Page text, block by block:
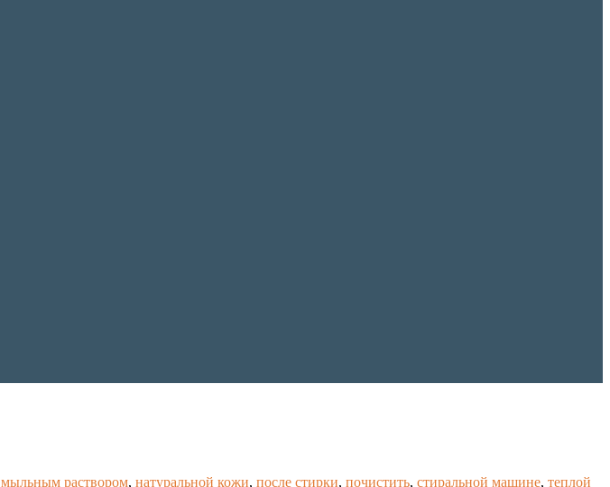
мыльным раствором, натуральной кожи, после стирки, почистить, стиральной машине, теплой